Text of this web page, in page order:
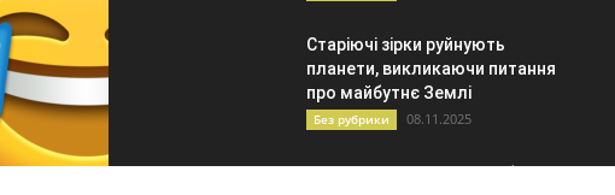
Старіючі зірки руйнують
планети, викликаючи питання
про майбутнє Землі
Без рубрики 08.11.2025